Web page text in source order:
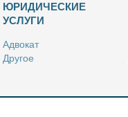
ЮРИДИЧЕСКИЕ
УСЛУГИ
Адво­кат
Дру­гое
Ри­эл­тор